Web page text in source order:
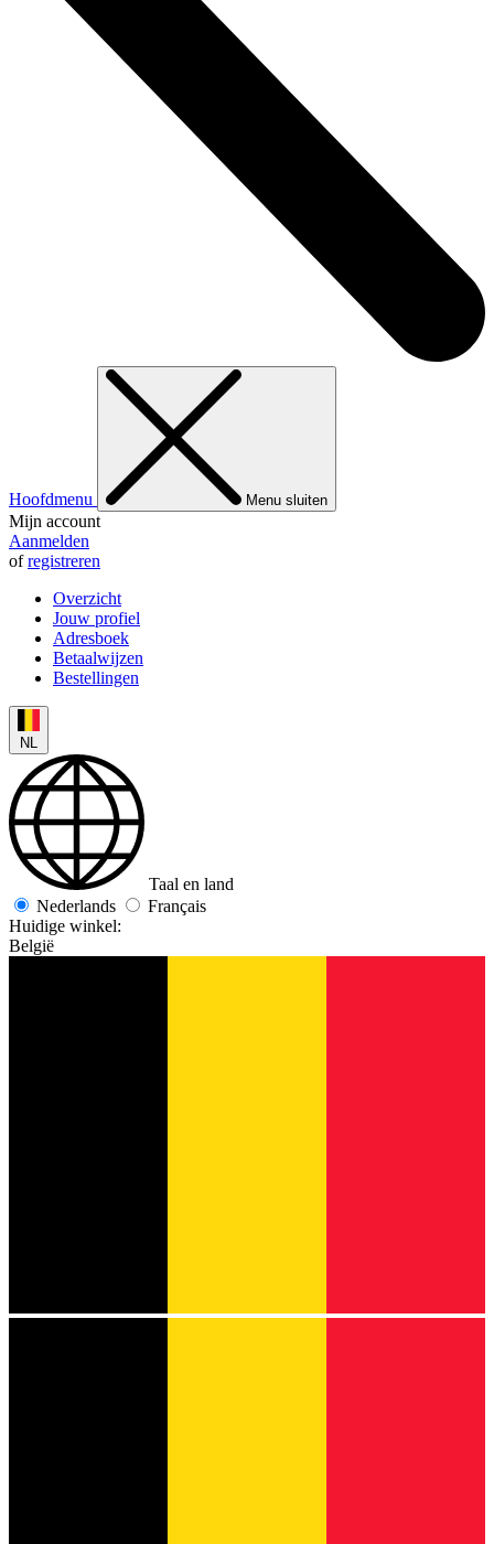
Hoofdmenu Menu sluiten
Mijn account
Aanmelden
ofregistreren
Overzicht
Jouw profiel
Adresboek
Betaalwijzen
Bestellingen
NL
Taal en land
Nederlands
Français
Huidige winkel:
België